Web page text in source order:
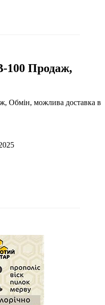
100 Продаж,
Обмін, можлива доставка в